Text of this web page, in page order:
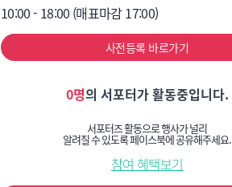
10:00 - 18:00 (매표마감 17:00)
사전등록 바로가기
0명의 서포터가 활동중입니다.
서포터즈 활동으로 행사가 널리
알려질 수 있도록 페이스북에 공유해주세요.
참여 혜택보기